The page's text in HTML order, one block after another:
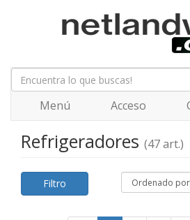
Menú Acceso
Refrigeradores (47 art.)
Filtro